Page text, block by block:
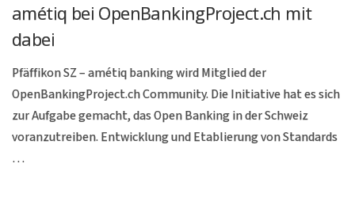
amétiq bei OpenBankingProject.ch mit
dabei
Pfäffikon SZ – amétiq banking wird Mitglied der
OpenBankingProject.ch Community. Die Initiative hat es sich
zur Aufgabe gemacht, das Open Banking in der Schweiz
voranzutreiben. Entwicklung und Etablierung von Standards
…